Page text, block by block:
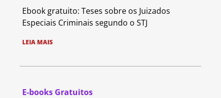
Ebook gratuito: Teses sobre os Juizados
Especiais Criminais segundo o STJ
LEIA MAIS
E-books Gratuitos